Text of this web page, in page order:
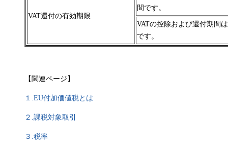
VAT還付の有効期限
間です。
VATの控除および還付期間
です。
【関連ページ】
１.EU付加価値税とは
２.課税対象取引
３.税率